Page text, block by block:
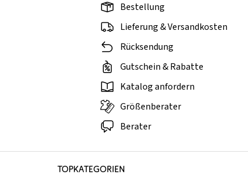
Bestellung
Lieferung & Versandkosten
Rücksendung
Gutschein & Rabatte
Katalog anfordern
Größenberater
Berater
TOPKATEGORIEN